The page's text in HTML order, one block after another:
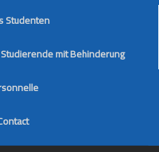
Studenten
mit Behinderung